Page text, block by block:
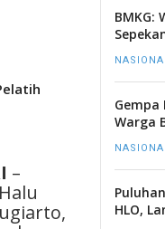
–
BMKG:
Gempa
Warga
HLO,